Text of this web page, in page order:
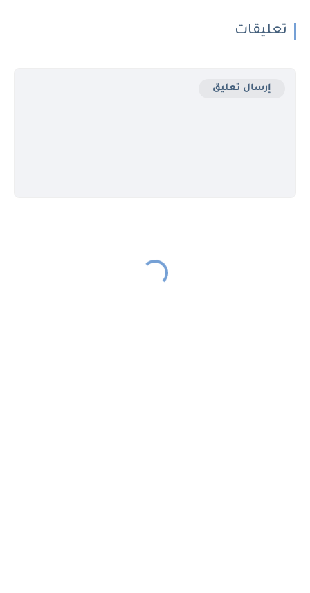
تعليقات
إرسال تعليق